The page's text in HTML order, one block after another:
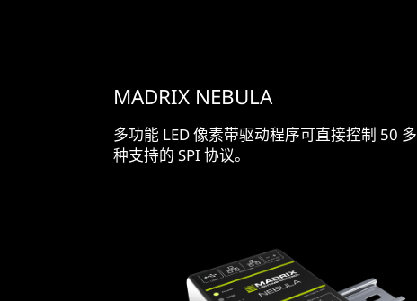
MADRIX NEBULA
多功能 LED 像素带驱动程序可直接控制 50 多
种支持的 SPI 协议。